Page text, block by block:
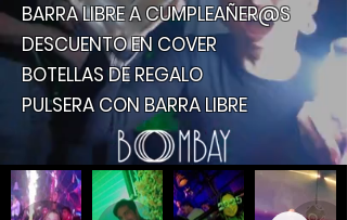
BARRA LIBRE A CUMPLEAÑER@S
DESCUENTO EN COVER
BOTELLAS DE REGALO
PULSERA CON BARRA LIBRE